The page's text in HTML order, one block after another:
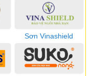
Sơn Vinashield